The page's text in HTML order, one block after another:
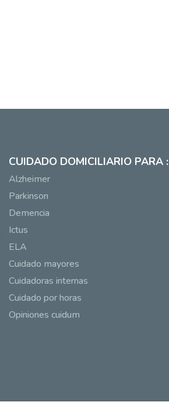
CUIDADO DOMICILIARIO PARA :
Alzheimer
Parkinson
Demencia
Ictus
ELA
Cuidado mayores
Cuidadoras internas
Cuidado por horas
Opiniones cuidum